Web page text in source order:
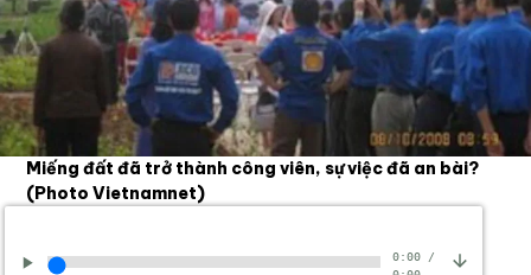
Miếng đất đã trở thành công viên, sự việc đã an bài?
(Photo Vietnamnet)
0:00/